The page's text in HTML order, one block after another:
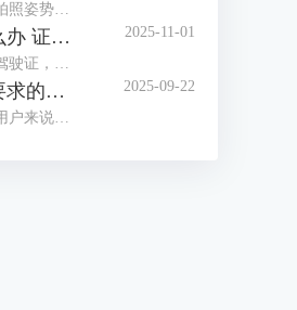
大家在拍摄证件照时，由于拍照姿势调整不到位，总是有轻微的歪头和斜肩现象，影响证件照美观，后期处理也比较困难。那么当证件照头部位置不正时，该怎么正确调整呢？这篇文章就告诉大家证件照头部位置不正怎么办，证照之星怎么校正照片头部位置。
证件照背景有杂物怎么办 证照之星软件如何智能去除背景杂物
无论是身份证、学生证还是驾驶证，都需要一张符合证件场景使用要求的证件照，制作标准证件照，离不开干净清晰的背景，当在家拍的证件照背景有太多杂物，达不到要求时，需要借助软件进行修改。这篇文章就告诉大家证件照背景有杂物怎么办，证照之星软件如何智能去除背景杂物。
2025-11-01
怎么制作符合驾驶证要求的照片 证照之星软件如何自动裁剪照片至驾驶证尺寸
对于想要自己制作证件照的用户来说，难点不在于技术，而在于拥有合适的工具，有了好的证件照拍摄工具与专业又简便的证件照制作软件，小白也能轻松制作证件照。这篇文章就告诉大家怎么制作符合驾驶证要求的照片，证照之星软件如何自动裁剪照片至驾驶证尺寸。
2025-09-22